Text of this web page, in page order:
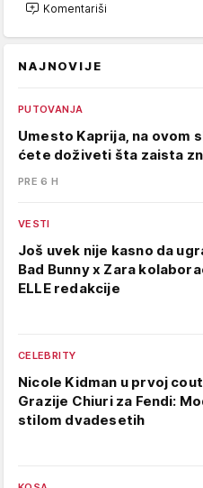
Komentariši
NAJNOVIJE
PUTOVANJA
Umesto Kaprija, na ovom
ćete doživeti šta zaista
PRE 6 H
VESTI
Još uvek nije kasno da
Bad Bunny x Zara
ELLE redakcije
CELEBRITY
Nicole Kidman u prvoj
Grazije Chiuri za Fendi:
stilom dvadesetih